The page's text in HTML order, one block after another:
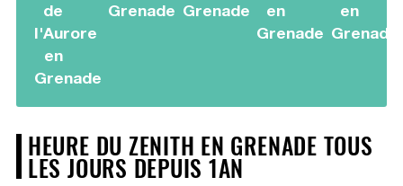
de
l'Aurore
en
Grenade
Grenade Grenade
en
Grenade
en
Grenade
HEURE DU ZENITH EN GRENADE TOUS
LES JOURS DEPUIS 1AN